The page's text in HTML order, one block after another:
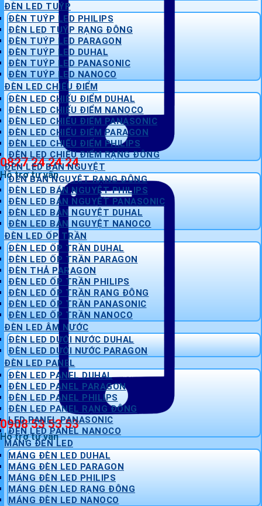
0827 24 24 24
Hỗ trợ tư vấn
0908 53 53 53
Hỗ trợ tư vấn
ĐÈN LED TUÝP
ĐÈN TUÝP LED PHILIPS
ĐÈN LED TUÝP RẠNG ĐÔNG
ĐÈN TUÝP LED PARAGON
ĐÈN TUÝP LED DUHAL
ĐÈN TUÝP LED PANASONIC
ĐÈN TUÝP LED NANOCO
ĐÈN LED CHIẾU ĐIỂM
ĐÈN LED CHIẾU ĐIỂM DUHAL
ĐÈN LED CHIẾU ĐIỂM NANOCO
ĐÈN LED CHIẾU ĐIỂM PANASONIC
ĐÈN LED CHIẾU ĐIỂM PARAGON
ĐÈN LED CHIẾU ĐIỂM PHILIPS
ĐÈN LED CHIẾU ĐIỂM RẠNG ĐÔNG
ĐÈN LED BÁN NGUYỆT
ĐÈN BÁN NGUYỆT RẠNG ĐÔNG
ĐÈN LED BÁN NGUYỆT PHILIPS
ĐÈN LED BÁN NGUYỆT PANASONIC
ĐÈN LED BÁN NGUYỆT DUHAL
ĐÈN LED BÁN NGUYỆT NANOCO
ĐÈN LED ỐP TRẦN
ĐÈN LED ỐP TRẦN DUHAL
ĐÈN LED ỐP TRẦN PARAGON
ĐÈN THẢ PARAGON
ĐÈN LED ỐP TRẦN PHILIPS
ĐÈN LED ỐP TRẦN RẠNG ĐÔNG
ĐÈN LED ỐP TRẦN PANASONIC
ĐÈN LED ỐP TRẦN NANOCO
ĐÈN LED ÂM NƯỚC
ĐÈN LED DƯỚI NƯỚC DUHAL
ĐÈN LED DƯỚI NƯỚC PARAGON
ĐÈN LED PANEL
ĐÈN LED PANEL DUHAL
ĐÈN LED PANEL PARAGON
ĐÈN LED PANEL PHILIPS
ĐÈN LED PANEL RẠNG ĐÔNG
LED PANEL PANASONIC
ĐÈN LED PANEL NANOCO
MÁNG ĐÈN LED
MÁNG ĐÈN LED DUHAL
MÁNG ĐÈN LED PARAGON
MÁNG ĐÈN LED PHILIPS
MÁNG ĐÈN LED RẠNG ĐÔNG
MÁNG ĐÈN LED NANOCO